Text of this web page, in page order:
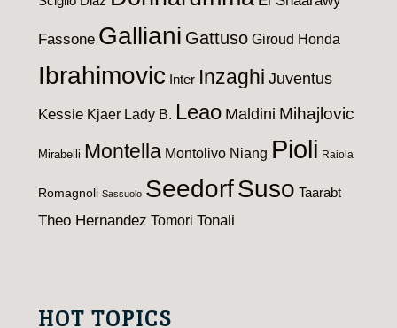
Fassone Galliani Gattuso Giroud Honda
Ibrahimovic Inter Inzaghi Juventus
Kessie Kjaer Lady B. Leao Maldini Mihajlovic
Mirabelli Montella Montolivo Niang Pioli Raiola
Romagnoli Sassuolo SeedorfSuso Taarabt
Theo Hernandez Tomori Tonali
HOT TOPICS